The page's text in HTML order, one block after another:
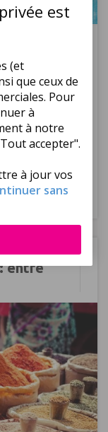
est
(et
que ceux de
Pour
à
à notre
accepter".
à jour vos
sans
2026
| Mini club
entre